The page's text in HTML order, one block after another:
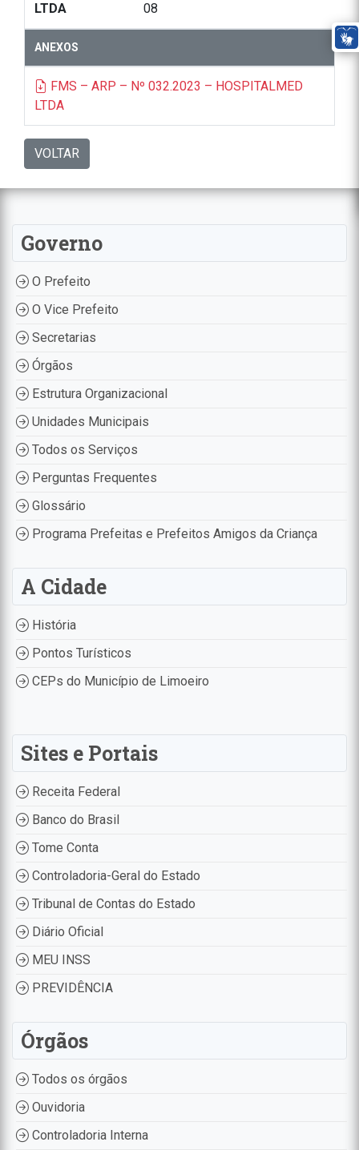
LTDA
08
ANEXOS
FMS – ARP – Nº 032.2023 – HOSPITALMED
LTDA
VOLTAR
Governo
O Prefeito
O Vice Prefeito
Secretarias
Órgãos
Estrutura Organizacional
Unidades Municipais
Todos os Serviços
Perguntas Frequentes
Glossário
Programa Prefeitas e Prefeitos Amigos da Criança
A Cidade
História
Pontos Turísticos
CEPs do Município de Limoeiro
Sites e Portais
Receita Federal
Banco do Brasil
Tome Conta
Controladoria-Geral do Estado
Tribunal de Contas do Estado
Diário Oficial
MEU INSS
PREVIDÊNCIA
Órgãos
Todos os órgãos
Ouvidoria
Controladoria Interna